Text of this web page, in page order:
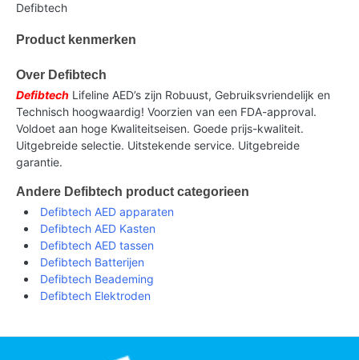
Defibtech
Product kenmerken
Over Defibtech
Defibtech Lifeline AED’s zijn Robuust, Gebruiksvriendelijk en
Technisch hoogwaardig! Voorzien van een FDA-approval.
Voldoet aan hoge Kwaliteitseisen. Goede prijs-kwaliteit.
Uitgebreide selectie. Uitstekende service. Uitgebreide
garantie.
Andere Defibtech product categorieen
Defibtech AED apparaten
Defibtech AED Kasten
Defibtech AED tassen
Defibtech Batterijen
Defibtech Beademing
Defibtech Elektroden